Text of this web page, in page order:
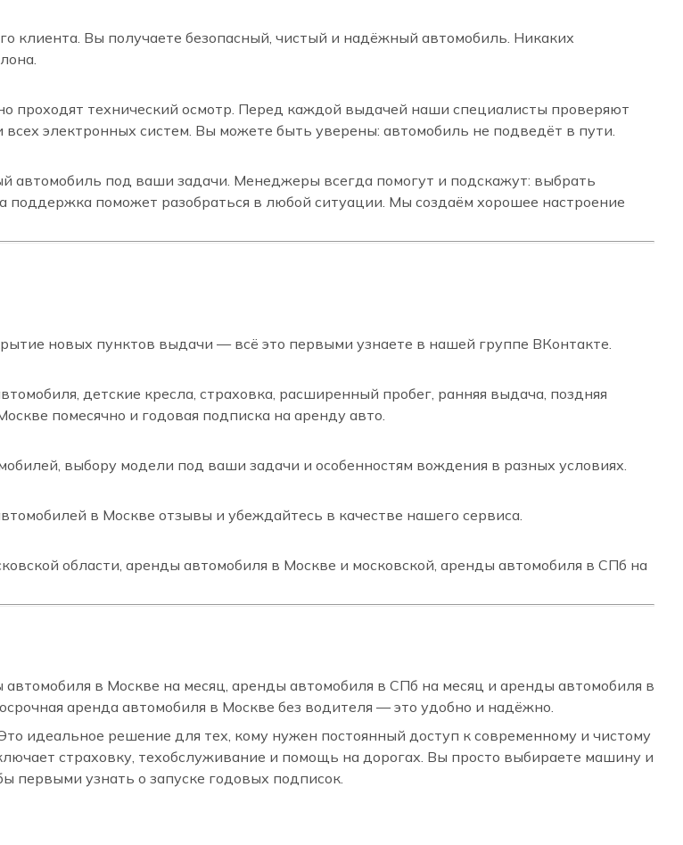
клиента. Вы получаете безопасный, чистый и надёжный автомобиль. Никаких
проходят технический осмотр. Перед каждой выдачей наши специалисты проверяют
электронных систем. Вы можете быть уверены: автомобиль не подведёт в пути.
автомобиль под ваши задачи. Менеджеры всегда помогут и подскажут: выбрать
поможет разобраться в любой ситуации. Мы создаём хорошее настроение
новых пунктов выдачи — всё это первыми узнаете в нашей группе ВКонтакте.
детские кресла, страховка, расширенный пробег, ранняя выдача, поздняя
помесячно и годовая подписка на аренду авто.
выбору модели под ваши задачи и особенностям вождения в разных условиях.
в Москве отзывы и убеждайтесь в качестве нашего сервиса.
области, аренды автомобиля в Москве и московской, аренды автомобиля в СПб на
в Москве на месяц, аренды автомобиля в СПб на месяц и аренды автомобиля в
аренда автомобиля в Москве без водителя — это удобно и надёжно.
идеальное решение для тех, кому нужен постоянный доступ к современному и чистому
страховку, техобслуживание и помощь на дорогах. Вы просто выбираете машину и
первыми узнать о запуске годовых подписок.